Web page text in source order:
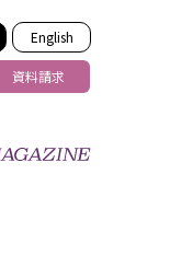
English
資料請求